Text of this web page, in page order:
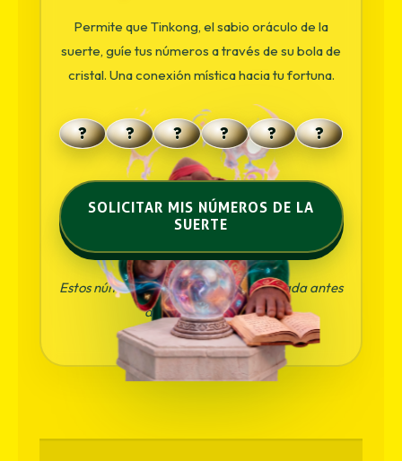
Permite que Tinkong, el sabio oráculo de la
suerte, guíe tus números a través de su bola de
cristal. Una conexión mística hacia tu fortuna.
? ? ? ? ? ?
SOLICITAR MIS NÚMEROS DE LA
SUERTE
Estos números son tu llave. Sella tu jugada antes
del próximo sorteo.